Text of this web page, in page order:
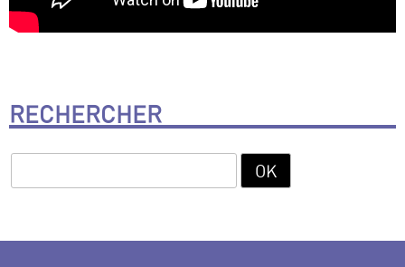
RECHERCHER